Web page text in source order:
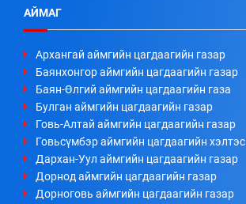
АЙМАГ
Архангай аймгийн цагдаагийн газар
Баянхонгор аймгийн цагдаагийн газар
Баян-Өлгий аймгийн цагдаагийн газа
Булган аймгийн цагдаагийн газар
Говь-Алтай аймгийн цагдаагийн газар
Говьсүмбэр аймгийн цагдаагийн хэлтэс
Дархан-Уул аймгийн цагдаагийн газар
Дорнод аймгийн цагдаагийн газар
Дорноговь аймгийн цагдаагийн газар